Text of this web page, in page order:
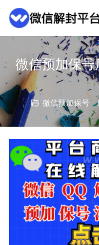
微信预加保
微信预加保号